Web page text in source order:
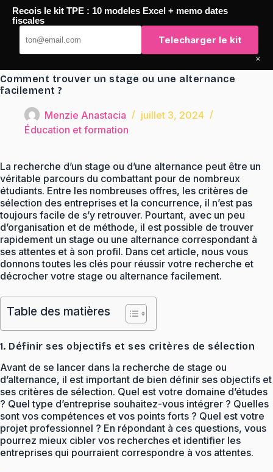
Passer
contenu
TaqTaq
Comment trouver un stage ou une alternance
facilement ?
Menzie Anastacia
juillet 3, 2024
Éducation et formation
La recherche d’un stage ou d’une alternance peut être un
véritable parcours du combattant pour de nombreux
étudiants. Entre les nombreuses offres, les critères de
sélection des entreprises et la concurrence, il n’est pas
toujours facile de s’y retrouver. Pourtant, avec un peu
d’organisation et de méthode, il est possible de trouver
rapidement un stage ou une alternance correspondant à
ses attentes et à son profil. Dans cet article, nous vous
donnons toutes les clés pour réussir votre recherche et
décrocher votre stage ou alternance facilement.
Table des matières
1. Définir ses objectifs et ses critères de sélection
Avant de se lancer dans la recherche de stage ou
d’alternance, il est important de bien définir ses objectifs et
ses critères de sélection. Quel est votre domaine d’études
? Quel type d’entreprise souhaitez-vous intégrer ? Quelles
sont vos compétences et vos points forts ? Quel est votre
projet professionnel ? En répondant à ces questions, vous
pourrez mieux cibler vos recherches et identifier les
entreprises qui pourraient correspondre à vos attentes.
Recois le kit TPE : 10 modeles Excel + memo dates
fiscales
Telecharger le kit
×